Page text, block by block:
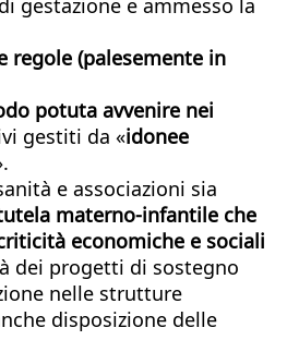
gestazione e ammesso la
(palesemente in
potuta avvenire nei
gestiti da «idonee
e associazioni sia
materno-infantile che
economiche e sociali
dei progetti di sostegno
nelle strutture
disposizione delle